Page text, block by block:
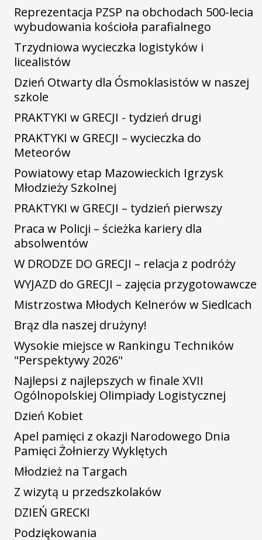
Reprezentacja PZSP na obchodach 500-lecia
wybudowania kościoła parafialnego
Trzydniowa wycieczka logistyków i
licealistów
Dzień Otwarty dla Ósmoklasistów w naszej
szkole
PRAKTYKI w GRECJI - tydzień drugi
PRAKTYKI w GRECJI – wycieczka do
Meteorów
Powiatowy etap Mazowieckich Igrzysk
Młodzieży Szkolnej
PRAKTYKI w GRECJI – tydzień pierwszy
Praca w Policji – ścieżka kariery dla
absolwentów
W DRODZE DO GRECJI – relacja z podróży
WYJAZD do GRECJI – zajęcia przygotowawcze
Mistrzostwa Młodych Kelnerów w Siedlcach
Brąz dla naszej drużyny!
Wysokie miejsce w Rankingu Techników
"Perspektywy 2026"
Najlepsi z najlepszych w finale XVII
Ogólnopolskiej Olimpiady Logistycznej
Dzień Kobiet
Apel pamięci z okazji Narodowego Dnia
Pamięci Żołnierzy Wyklętych
Młodzież na Targach
Z wizytą u przedszkolaków
DZIEŃ GRECKI
Podziękowania